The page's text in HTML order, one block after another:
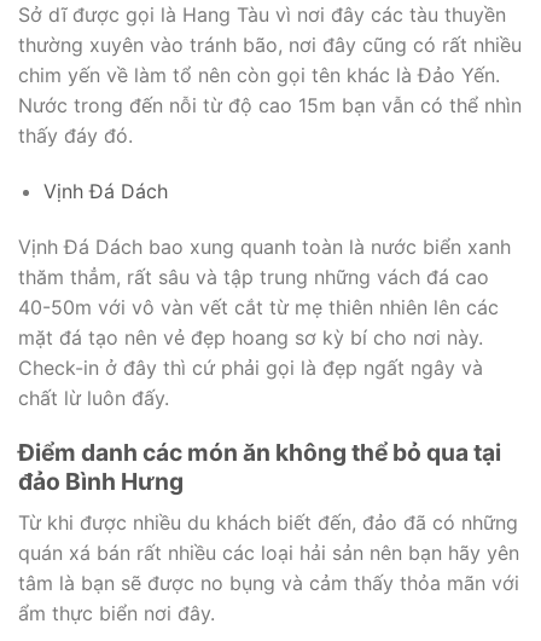
Sở dĩ được gọi là Hang Tàu vì nơi đây các tàu thuyền
thường xuyên vào tránh bão, nơi đây cũng có rất nhiều
chim yến về làm tổ nên còn gọi tên khác là Đảo Yến.
Nước trong đến nỗi từ độ cao 15m bạn vẫn có thể nhìn
thấy đáy đó.
Vịnh Đá Dách
Vịnh Đá Dách bao xung quanh toàn là nước biển xanh
thăm thẳm, rất sâu và tập trung những vách đá cao
40-50m với vô vàn vết cắt từ mẹ thiên nhiên lên các
mặt đá tạo nên vẻ đẹp hoang sơ kỳ bí cho nơi này.
Check-in ở đây thì cứ phải gọi là đẹp ngất ngây và
chất lừ luôn đấy.
Điểm danh các món ăn không thể bỏ qua tại
đảo Bình Hưng
Từ khi được nhiều du khách biết đến, đảo đã có những
quán xá bán rất nhiều các loại hải sản nên bạn hãy yên
tâm là bạn sẽ được no bụng và cảm thấy thỏa mãn với
ẩm thực biển nơi đây.